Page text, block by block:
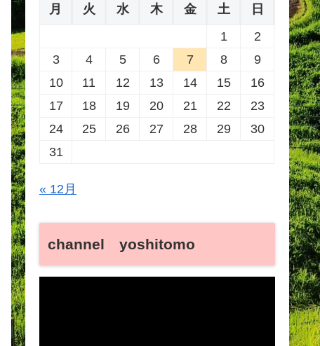
月 火 水 木 金 土
日
1
2
3
4 5 6 7 8
9
10
11 12 13 14 15
16
17
18 19 20 21 22
23
24
25 26 27 28 29
30
31
« 12月
channel yoshitomo